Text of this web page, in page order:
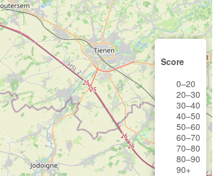
Score
0–20
20–30
30–40
40–50
50–60
60–70
70–80
80–90
90+